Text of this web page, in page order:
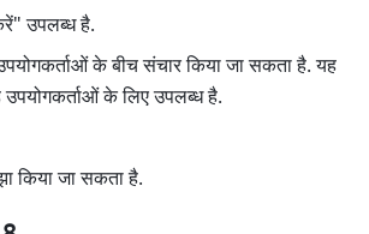
उपलब्ध है.
के बीच संचार किया जा सकता है. यह
के लिए उपलब्ध है.
किया जा सकता है.